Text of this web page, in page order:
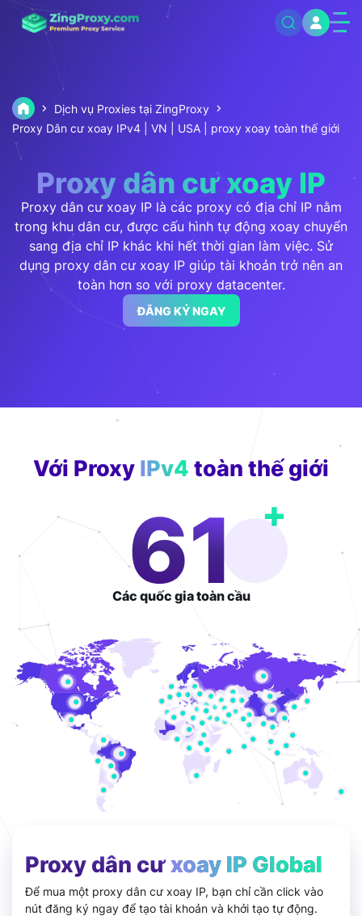
Dịch vụ Proxies tại ZingProxy
Proxy Dân cư xoay IPv4 | VN | USA | proxy xoay toàn thế giới
Proxy dân cư xoay IP
Proxy dân cư xoay IP là các proxy có địa chỉ IP nằm
trong khu dân cư, được cấu hình tự động xoay chuyển
sang địa chỉ IP khác khi hết thời gian làm việc. Sử
dụng proxy dân cư xoay IP giúp tài khoản trở nên an
toàn hơn so với proxy datacenter.
ĐĂNG KÝ NGAY
Với Proxy IPv4 toàn thế giới
100+
Các quốc giatoàn cầu
Proxy dân cưxoay IP Global
Để mua một proxy dân cư xoay IP, bạn chỉ cần click vào
nút đăng ký ngay để tạo tài khoản và khởi tạo tự động.